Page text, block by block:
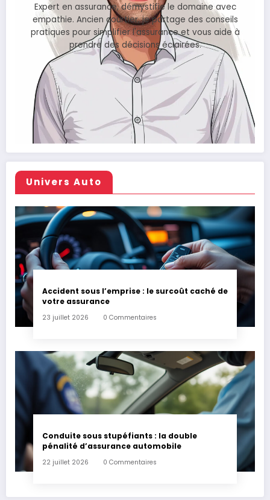
Expert en assurance, démystifie le domaine avec
empathie. Ancien courtier, je partage des conseils
pratiques pour simplifier l'assurance et vous aide à
prendre des décisions éclairées.
Univers Auto
Accident sous l’emprise : le surcoût caché de
votre assurance
23 juillet 2026 0 Commentaires
Conduite sous stupéfiants : la double
pénalité d’assurance automobile
22 juillet 2026 0 Commentaires